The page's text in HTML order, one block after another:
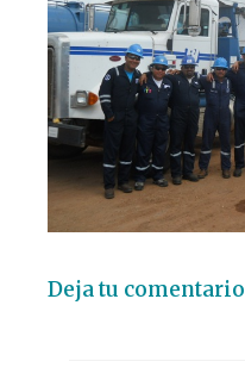
Deja tu comentario